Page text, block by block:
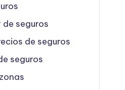
seguros
de seguros
seguros